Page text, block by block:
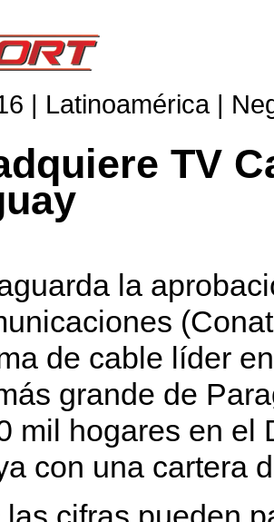
| Latinoamérica |
TV
la
de cable líder
grande de
mil hogares en el
con una cartera